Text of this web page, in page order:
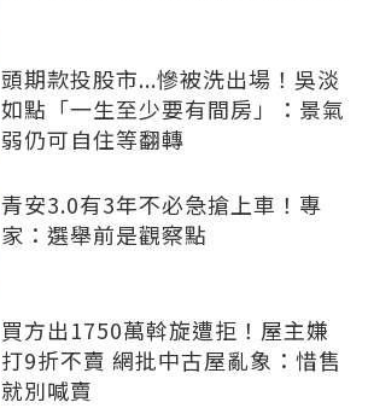
頭期款投股市...慘被洗出場！吳淡
如點「一生至少要有間房」：景氣
弱仍可自住等翻轉
青安3.0有3年不必急搶上車！專
家：選舉前是觀察點
買方出1750萬斡旋遭拒！屋主嫌
打9折不賣 網批中古屋亂象：惜售
就別喊賣